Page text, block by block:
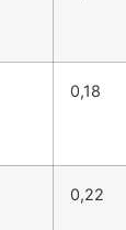
0,18
0,22